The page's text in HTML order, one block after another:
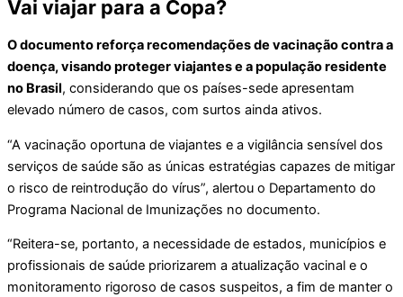
Vai viajar para a Copa?
O documento reforça recomendações de vacinação contra a
doença, visando proteger viajantes e a população residente
no Brasil, considerando que os países-sede apresentam
elevado número de casos, com surtos ainda ativos.
“A vacinação oportuna de viajantes e a vigilância sensível dos
serviços de saúde são as únicas estratégias capazes de mitigar
o risco de reintrodução do vírus”, alertou o Departamento do
Programa Nacional de Imunizações no documento.
“Reitera-se, portanto, a necessidade de estados, municípios e
profissionais de saúde priorizarem a atualização vacinal e o
monitoramento rigoroso de casos suspeitos, a fim de manter o